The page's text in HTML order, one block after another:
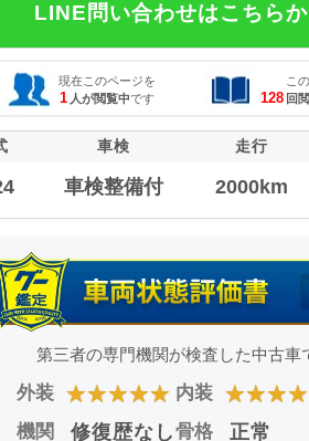
LINE問い合わせはこちらか
現在このページを
1 人が閲覧中です
こ
128 回
車検
車検整備付
走行
2000km
第三者の専門機関が検査した中古車
外装 ★★★★★
機関 修復歴なし
内装 ★★★★
骨格 正常